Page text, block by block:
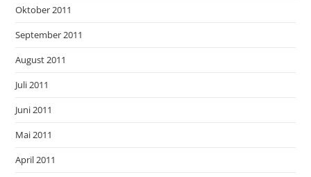
Oktober 2011
September 2011
August 2011
Juli 2011
Juni 2011
Mai 2011
April 2011